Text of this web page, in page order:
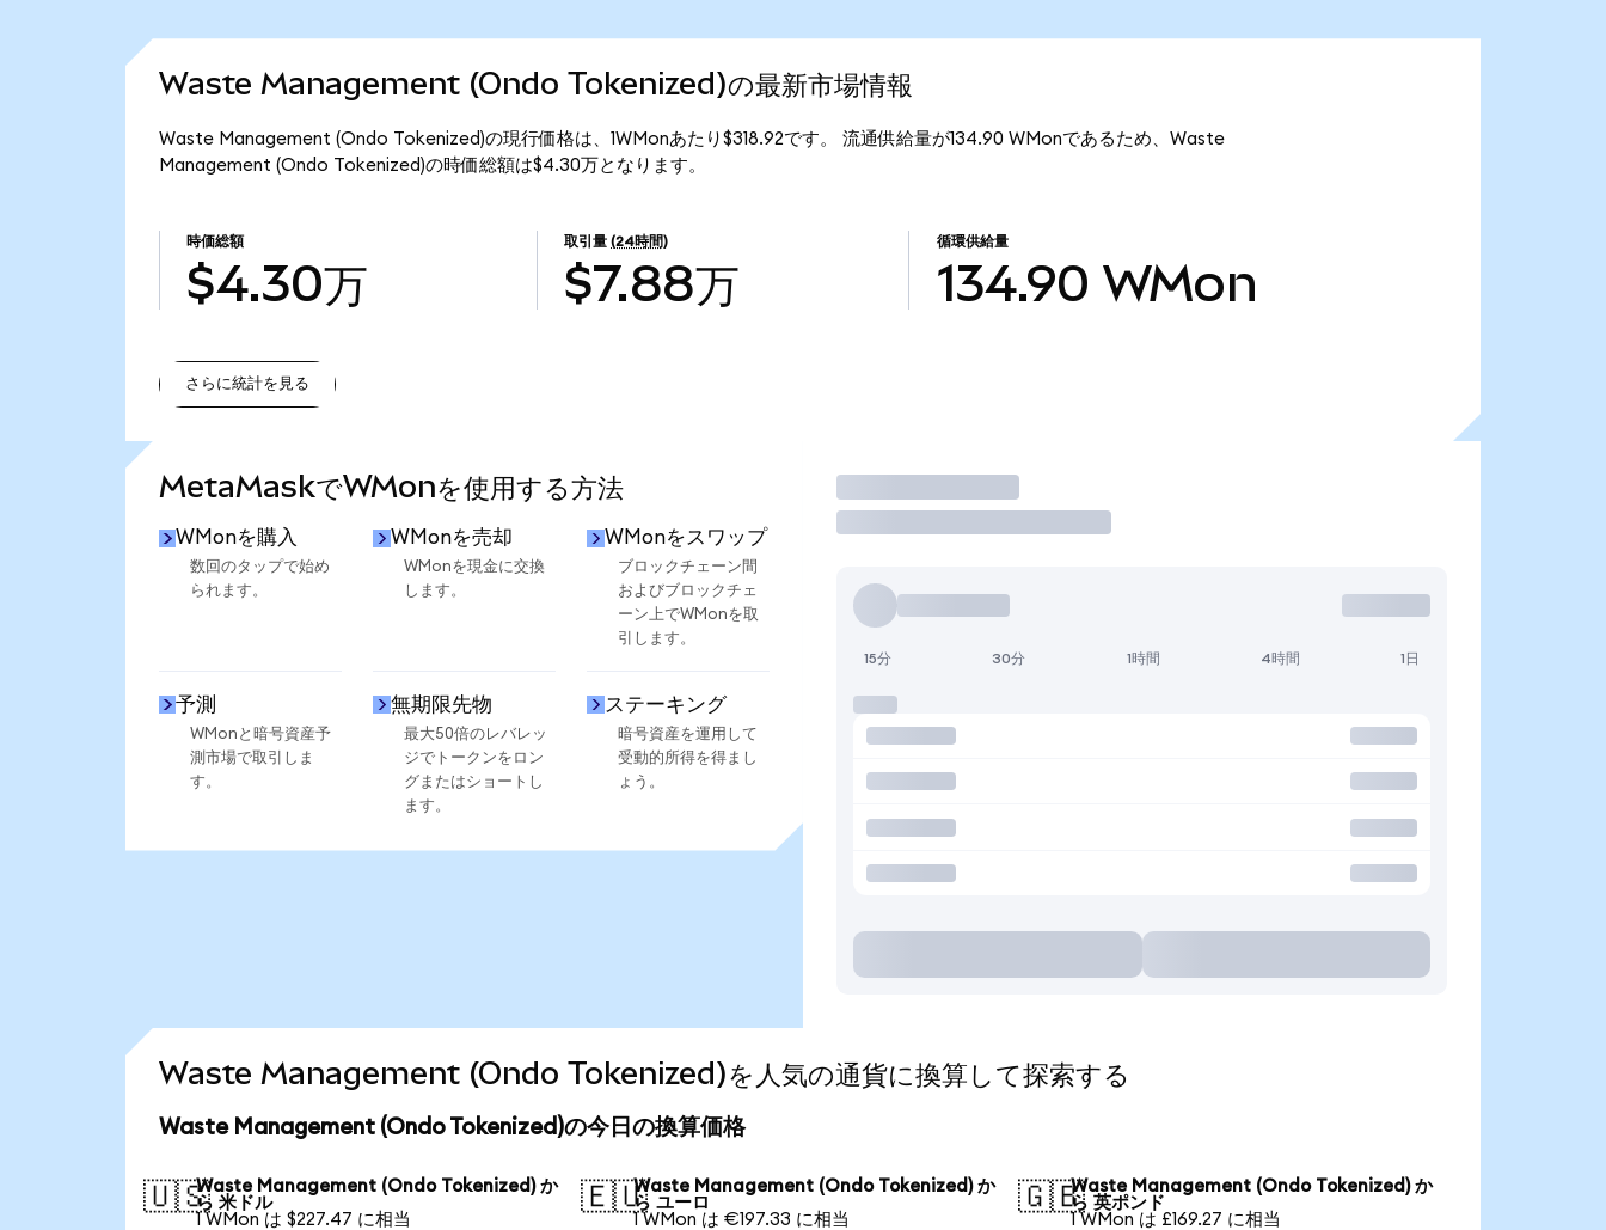
Waste Management (Ondo Tokenized)の最新市場情報
Waste Management (Ondo Tokenized)の現行価格は、1WMonあたり$318.92です。 流通供給量が134.90 WMonであるため、Waste
Management (Ondo Tokenized)の時価総額は$4.30万となります。
時価総額
$4.30万
取引量 (24時間)
$7.88万
循環供給量
134.90 WMon
さらに統計を見る
MetaMaskでWMonを使用する方法
WMonを購入
数回のタップで始め
られます。
WMonを売却
WMonを現金に交換
します。
WMonをスワップ
ブロックチェーン間
およびブロックチェ
ーン上でWMonを取
引します。
予測
WMonと暗号資産予
測市場で取引しま
す。
無期限先物
最大50倍のレバレッ
ジでトークンをロン
グまたはショートし
ます。
ステーキング
暗号資産を運用して
受動的所得を得まし
ょう。
取引
15分 30分 1時間 4時間 1日
Waste Management (Ondo Tokenized)を人気の通貨に換算して探索する
Waste Management (Ondo Tokenized)の今日の換算価格
🇺🇸Waste Management (Ondo Tokenized) か
ら 米ドル
1 WMon は $227.47 に相当
🇪🇺Waste Management (Ondo Tokenized) か
ら ユーロ
1 WMon は €197.33 に相当
🇬🇧Waste Management (Ondo Tokenized) か
ら 英ポンド
1 WMon は £169.27 に相当